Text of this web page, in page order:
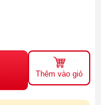
Thêm vào giỏ